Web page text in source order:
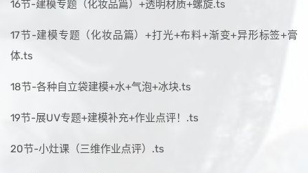
16节-建模专题（化妆品篇）+透明材质+螺旋.ts
17节-建模专题（化妆品篇）+打光+布料+渐变+异形标签+膏
体.ts
18节-各种自立袋建模+水+气泡+冰块.ts
19节-展UV专题+建模补充+作业点评！.ts
20节-小灶课（三维作业点评）.ts